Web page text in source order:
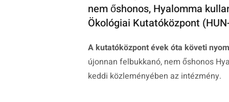
nem őshonos, Hyalomma
Ökológiai Kutatóközpont
A kutatóközpont évek óta követi
újonnan felbukkanó, nem őshonos
keddi közleményében az intézmény.